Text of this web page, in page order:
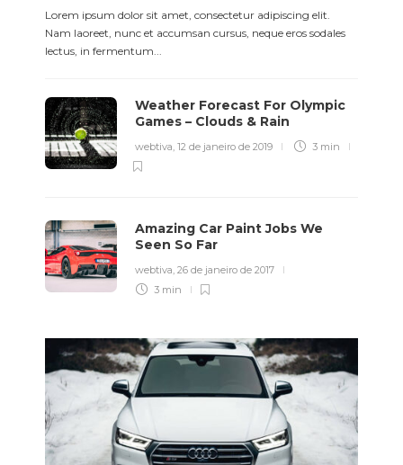
Lorem ipsum dolor sit amet, consectetur adipiscing elit.
Nam laoreet, nunc et accumsan cursus, neque eros sodales
lectus, in fermentum...
Weather Forecast For Olympic
Games – Clouds & Rain
webtiva 12 de janeiro de 2019 3 min
Amazing Car Paint Jobs We
Seen So Far
webtiva 26 de janeiro de 2017
3 min